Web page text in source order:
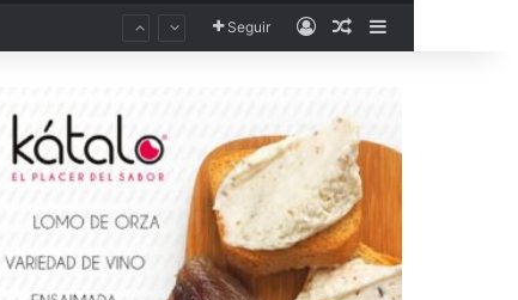
Seguir AccesoPublicación al